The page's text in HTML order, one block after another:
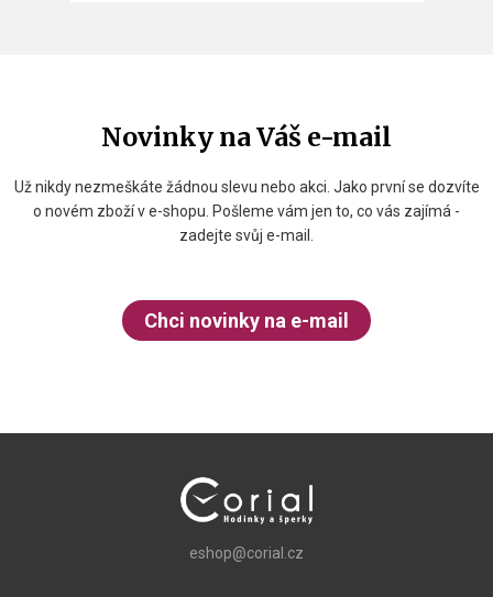
Novinky na Váš e-mail
Už nikdy nezmeškáte žádnou slevu nebo akci. Jako první se dozvíte
o novém zboží v e-shopu. Pošleme vám jen to, co vás zajímá -
zadejte svůj e-mail.
Chci novinky na e-mail
eshop@corial.cz